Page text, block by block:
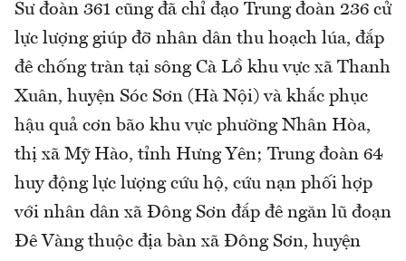
Sư đoàn 361 cũng đã chỉ đạo Trung đoàn 236 cử
lực lượng giúp đỡ nhân dân thu hoạch lúa, đắp
đê chống tràn tại sông Cà Lồ khu vực xã Thanh
Xuân, huyện Sóc Sơn (Hà Nội) và khắc phục
hậu quả cơn bão khu vực phường Nhân Hòa,
thị xã Mỹ Hào, tỉnh Hưng Yên; Trung đoàn 64
huy động lực lượng cứu hộ, cứu nạn phối hợp
với nhân dân xã Đông Sơn đắp đê ngăn lũ đoạn
Đê Vàng thuộc địa bàn xã Đông Sơn, huyện